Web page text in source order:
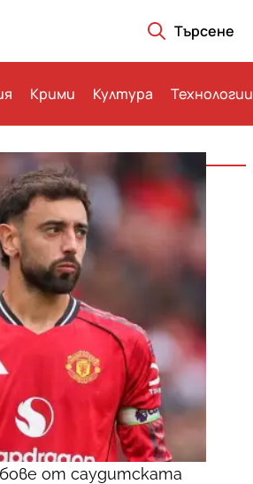
Търсене
Крими Култура Технологии
от саудитската